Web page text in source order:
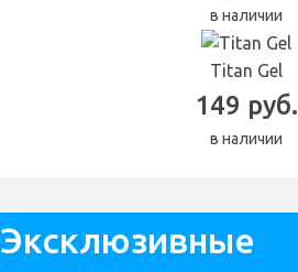
в наличии
Titan Gel
149 руб.
в наличии
Эксклюзивные